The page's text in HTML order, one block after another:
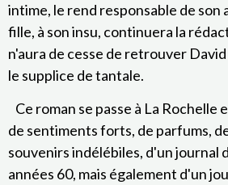
intime, le rend responsable de son
fille, à son insu, continuera la
n'aura de cesse de retrouver
le supplice de tantale.
Ce roman se passe à La Rochelle
de sentiments forts, de parfums,
souvenirs indélébiles, d'un journal
années 60, mais également d'un